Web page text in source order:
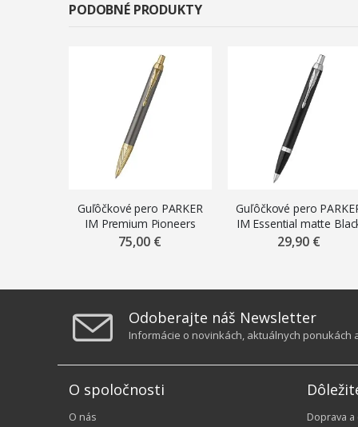
PODOBNÉ PRODUKTY
Guľôčkové pero PARKER
IM Premium Pioneers
Collection Arrow GT
75,00 €
Guľôčkové pero
IM Essential matte
CT
29,90 €
Odoberajte náš Newsletter
Informácie o novinkách, aktuálnych ponukách
O spoločnosti
O nás
Doprava